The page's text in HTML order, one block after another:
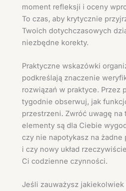
moment refleksji i oceny
To czas, aby krytycznie
Twoich dotychczasowych
niezbędne korekty.
Praktyczne wskazówki
podkreślają znaczenie
rozwiązań w praktyce. Przez
tygodnie obserwuj, jak
przestrzeni. Zwróć uwagę na
elementy są dla Ciebie
czy nie napotykasz na żadne
i czy nowy układ
Ci codzienne czynności.
Jeśli zauważysz